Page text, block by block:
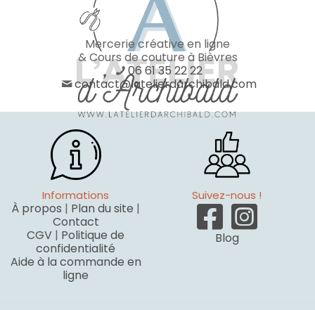
Mercerie créative en ligne
& Cours de couture à Bièvres
06 61 35 22 22
contact@latelierdarchibald.com
Informations
À propos | Plan du site |
Contact
CGV | Politique de
confidentialité
Aide à la commande en
ligne
Suivez-nous !
Blog